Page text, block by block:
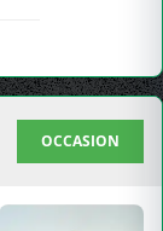
OCCASION